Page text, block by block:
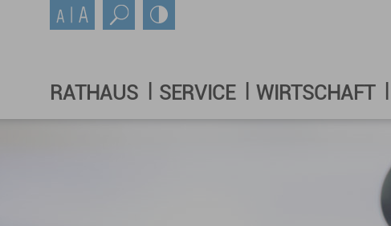
RATHAUS SERVICE WIRTSCHAFT